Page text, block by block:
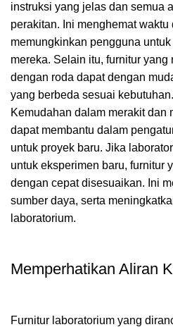
instruksi yang jelas dan semua
perakitan. Ini menghemat waktu
memungkinkan pengguna
mereka. Selain itu, furnitur
dengan roda dapat dengan
yang berbeda sesuai kebutuhan.
Kemudahan dalam merakit dan
dapat membantu dalam
untuk proyek baru. Jika
untuk eksperimen baru, furnitur
dengan cepat disesuaikan. Ini
sumber daya, serta
laboratorium.
Memperhatikan Aliran
Furnitur laboratorium yang